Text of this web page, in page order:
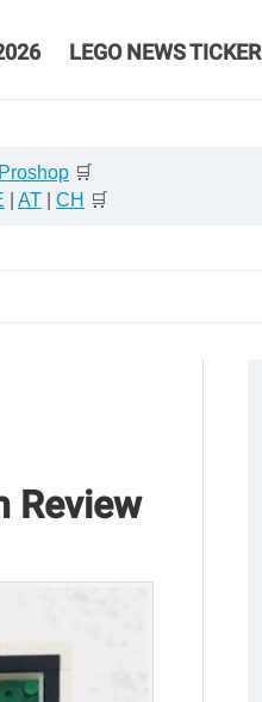
LEGO NEWS TICKER
Proshop 🛒
AT CH 🛒
Review